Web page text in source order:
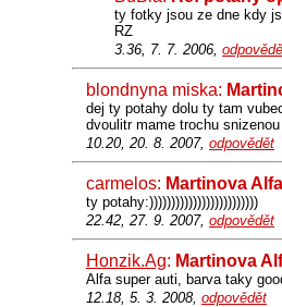
ty fotky jsou ze dne kdy
RZ
3.36, 7. 7. 2006,
blondnyna miska:
dej ty potahy dolu ty tam
dvoulitr mame trochu
10.20, 20. 8. 2007, odpovědět
carmelos: Martinova Alfa
ty potahy:)))))))))))))))))))))))))
22.42, 27. 9. 2007, odpovědět
Honzik.Ag: Martinova
Alfa super auti, barva taky
12.18, 5. 3. 2008, odpovědět